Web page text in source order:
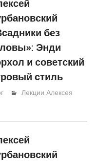
без
Энди
и советский
стиль
Лекции Алексея